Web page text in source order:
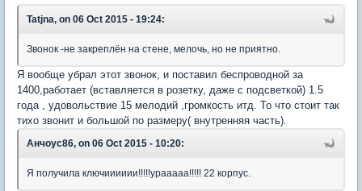
Tatjna, on 06 Oct 2015 - 19:24:
Звонок -не закреплён на стене, мелочь, но не приятно.
Я вообще убрал этот звонок, и поставил беспроводной за
1400,работает (вставляется в розетку, даже с подсветкой) 1.5
года , удовольствие 15 мелодий ,громкость итд. То что стоит так
тихо звонит и большой по размеру( внутренняя часть).
Анчоус86, on 06 Oct 2015 - 10:20:
Я получила ключииииии!!!!!урааааа!!!!! 22 корпус.